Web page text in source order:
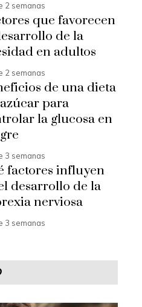
2 semanas
que favorecen
de la
en adultos
2 semanas
de una dieta
para
la glucosa en
3 semanas
factores influyen
desarrollo de la
nerviosa
3 semanas